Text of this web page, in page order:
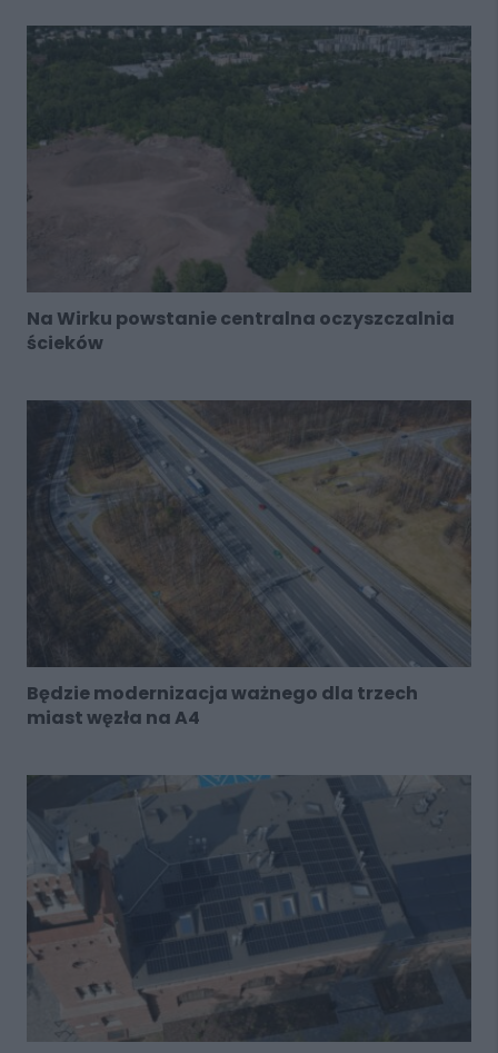
Na Wirku powstanie centralna oczyszczalnia
ścieków
Będzie modernizacja ważnego dla trzech
miast węzła na A4